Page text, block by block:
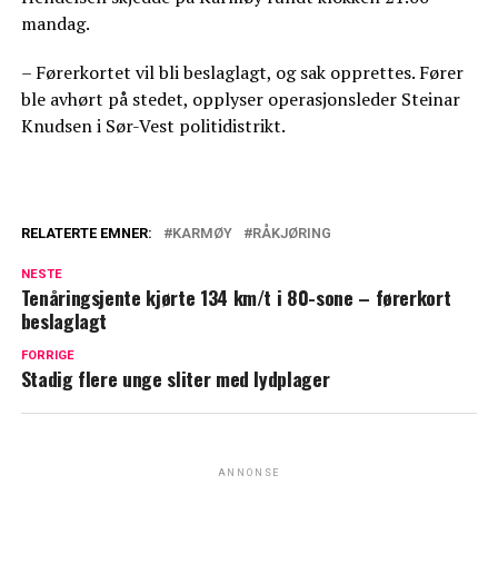
mandag.
– Førerkortet vil bli beslaglagt, og sak opprettes. Fører
ble avhørt på stedet, opplyser operasjonsleder Steinar
Knudsen i Sør-Vest politidistrikt.
RELATERTE EMNER: KARMØY RÅKJØRING
NESTE
Tenåringsjente kjørte 134 km/t i 80-sone – førerkort
beslaglagt
FORRIGE
Stadig flere unge sliter med lydplager
ANNONSE